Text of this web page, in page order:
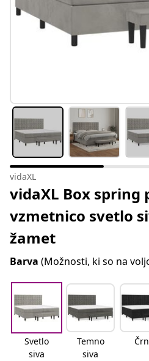
vidaXL
vidaXL Box spring
vzmetnico svetlo
žamet
Barva (Možnosti, ki so na
Svetlo
siva
Temno
siva